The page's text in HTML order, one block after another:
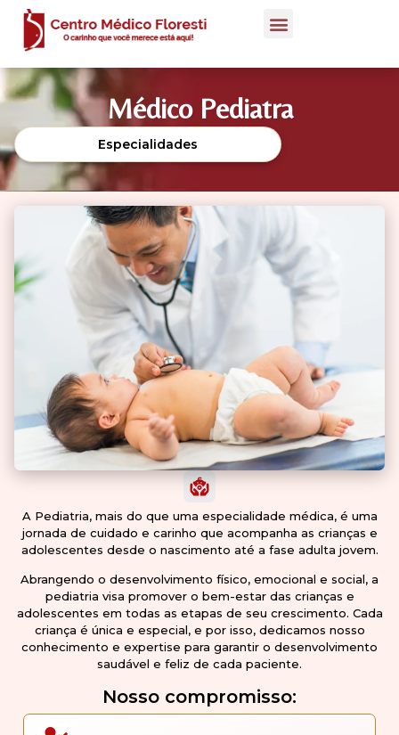
Médico Pediatra
Especialidades
A Pediatria, mais do que uma especialidade médica, é uma
jornada de cuidado e carinho que acompanha as crianças e
adolescentes desde o nascimento até a fase adulta jovem.
Abrangendo o desenvolvimento físico, emocional e social, a
pediatria visa promover o bem-estar das crianças e
adolescentes em todas as etapas de seu crescimento. Cada
criança é única e especial, e por isso, dedicamos nosso
conhecimento e expertise para garantir o desenvolvimento
saudável e feliz de cada paciente.
Nosso compromisso: